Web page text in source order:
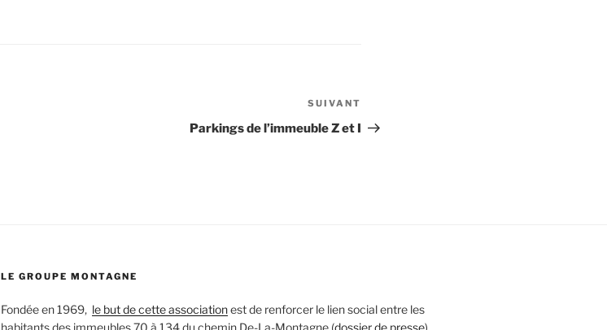
suivant
SUIVANT
Parkings de l’immeuble Z et I
LE GROUPE MONTAGNE
Fondée en 1969, le but de cette associationest de renforcer le lien social entre les